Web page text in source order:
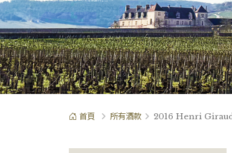
首頁 所有酒款 2016 Henri